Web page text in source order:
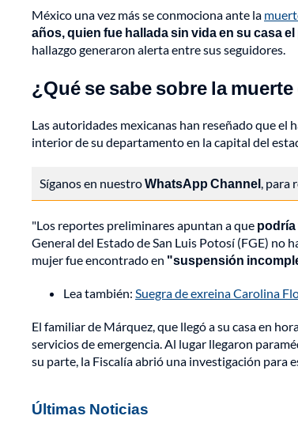
México una vez más se conmociona ante la
años, quien fue hallada sin vida en su casa
hallazgo generaron alerta entre sus seguidores.
¿Qué se sabe sobre la
Las autoridades mexicanas han reseñado que el
interior de su departamento en la capital del
Síganos en nuestroWhatsApp Channel, para
"Los reportes preliminares apuntan a que podría
General del Estado de San Luis Potosí (FGE) no
mujer fue encontrado en "suspensión
Lea también: Suegra de exreina Carolina
El familiar de Márquez, que llegó a su casa en
servicios de emergencia. Al lugar llegaron
su parte, la Fiscalía abrió una investigación para
Últimas Noticias